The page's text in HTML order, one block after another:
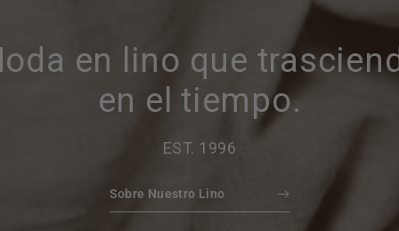
en lino que
en el tiempo.
EST. 1996
Sobre Nuestro Lino